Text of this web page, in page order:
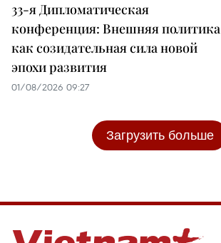
33-я Дипломатическая
конференция: Внешняя политика
как созидательная сила новой
эпохи развития
01/08/2026 09:27
Загрузить больше